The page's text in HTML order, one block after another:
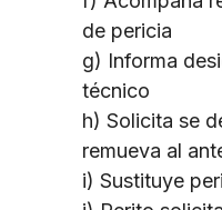
de pericia
g) Informa
técnico
h) Solicita se
remueva al
i) Sustituye